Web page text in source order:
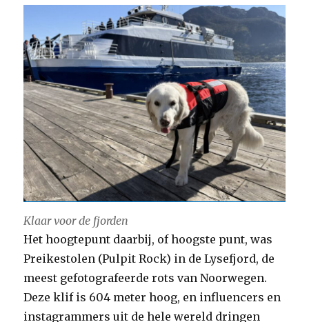
Klaar voor de fjorden
Het hoogtepunt daarbij, of hoogste punt, was
Preikestolen (Pulpit Rock) in de Lysefjord, de
meest gefotografeerde rots van Noorwegen.
Deze klif is 604 meter hoog, en influencers en
instagrammers uit de hele wereld dringen